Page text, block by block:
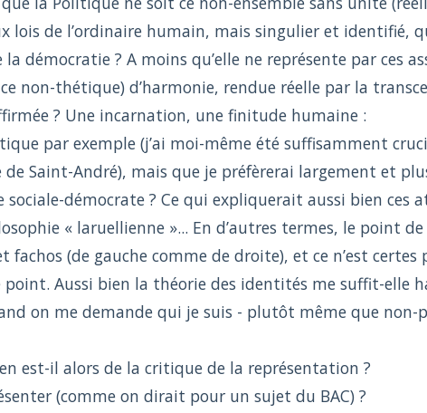
lois de l’ordinaire humain, mais singulier et identifié,
démocratie ? A moins qu’elle ne représente par ces
non-thétique) d’harmonie, rendue réelle par la
? Une incarnation, une finitude humaine :
par exemple (j’ai moi-même été suffisamment
de Saint-André), mais que je préfèrerai largement et
sociale-démocrate ? Ce qui expliquerait aussi bien ces
« laruellienne »... En d’autres termes, le point
fachos (de gauche comme de droite), et ce n’est
point. Aussi bien la théorie des identités me suffit-elle
on me demande qui je suis - plutôt même que non-
est-il alors de la critique de la représentation ?
(comme on dirait pour un sujet du BAC) ?